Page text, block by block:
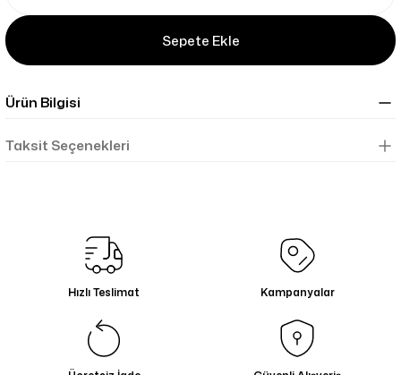
Sepete Ekle
Ürün Bilgisi
Taksit Seçenekleri
Hızlı Teslimat Kampanyalar